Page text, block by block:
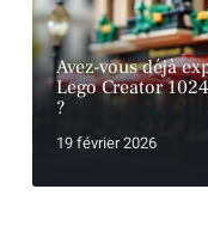
Avez-vous déjà
Lego Creator
?
19 février 2026